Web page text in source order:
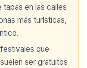
tapas en las calles
más turísticas,
que
ser gratuitos